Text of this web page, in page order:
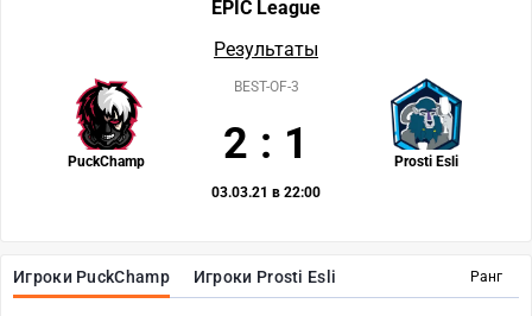
Ранг
Игроки PuckChamp Игроки Prosti Esli
EPIC League
Результаты
PuckChamp Prosti Esli
BEST-OF-3
2 : 1
03.03.21 в 22:00